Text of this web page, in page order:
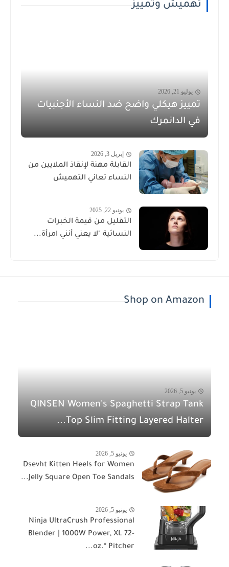
تهميش وتمييز
يوليو 21, 2026
تمييز هيكلي واضح ضد النساء الأجنبيات
في الدانمرك
إبريل 3, 2026
القابلة مهنة لإنقاذ الملايين من
النساء تعاني التهميش
يونيو 22, 2025
التقليل من قيمة الخبرات
النسائية "لا يعني أنني امرأة...
Shop on Amazon
يونيو 5, 2026
QINSEN Women's Spaghetti Strap Tank
Top Slim Fitting Layered Halter...
يونيو 5, 2026
Dsevht Kitten Heels for Women
Jelly Square Open Toe Sandals...
يونيو 5, 2026
Ninja UltraCrush Professional
Blender | 1000W Power, XL 72-
oz.* Pitcher...